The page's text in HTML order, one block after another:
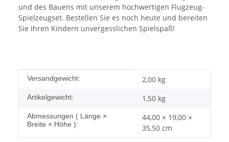
und des Bauens mit unserem hochwertigen Flugzeug-
Spielzeugset. Bestellen Sie es noch heute und bereiten
Sie Ihren Kindern unvergesslichen Spielspaß!
Produkteigenschaft
Wert
Versandgewicht: 2,00 kg
Artikelgewicht: 1,50 kg
Abmessungen ( Länge ×
Breite × Höhe ):
44,00 × 19,00 ×
35,50 cm